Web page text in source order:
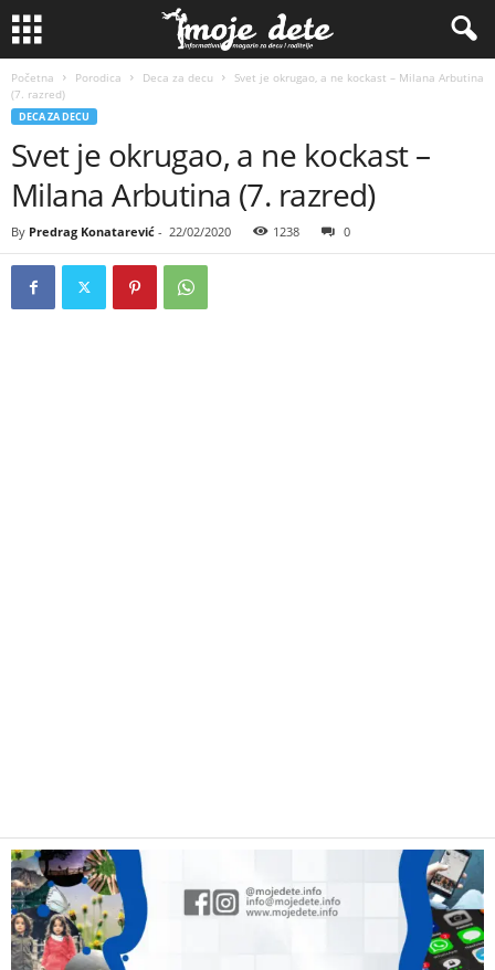
Početna Porodica Deca za decu
Svet je okrugao, a ne kockast – Milana Arbutina
(7. razred)
DECA ZA DECU
Svet je okrugao, a ne kockast –
Milana Arbutina (7. razred)
By Predrag Konatarević - 22/02/2020 1238 0